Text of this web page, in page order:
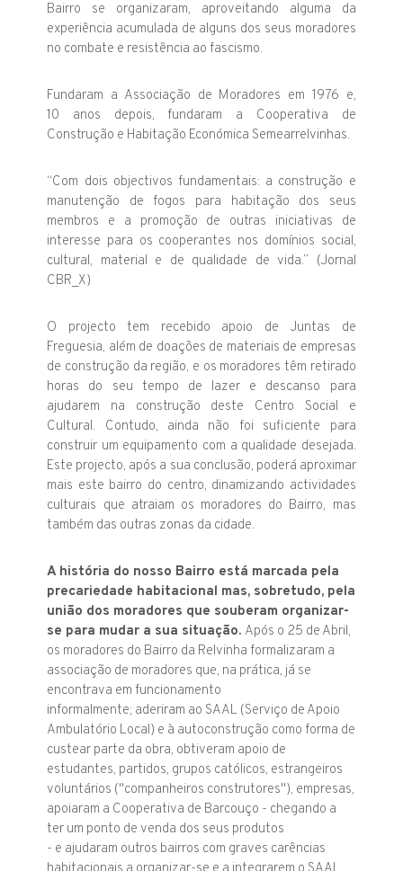
Bairro se organizaram, aproveitando alguma da
experiência acumulada de alguns dos seus moradores
no combate e resistência ao fascismo.
Fundaram a Associação de Moradores em 1976 e,
10 anos depois, fundaram a Cooperativa de
Construção e Habitação Económica Semearrelvinhas.
“Com dois objectivos fundamentais: a construção e
manutenção de fogos para habitação dos seus
membros e a promoção de outras iniciativas de
interesse para os cooperantes nos domínios social,
cultural, material e de qualidade de vida.” (Jornal
CBR_X)
O projecto tem recebido apoio de Juntas de
Freguesia, além de doações de materiais de empresas
de construção da região, e os moradores têm retirado
horas do seu tempo de lazer e descanso para
ajudarem na construção deste Centro Social e
Cultural. Contudo, ainda não foi suficiente para
construir um equipamento com a qualidade desejada.
Este projecto, após a sua conclusão, poderá aproximar
mais este bairro do centro, dinamizando actividades
culturais que atraiam os moradores do Bairro, mas
também das outras zonas da cidade.
A história do nosso Bairro está marcada pela
precariedade habitacional mas, sobretudo, pela
união dos moradores que souberam organizar-
se para mudar a sua situação. Após o 25 de Abril,
os moradores do Bairro da Relvinha formalizaram a
associação de moradores que, na prática, já se
encontrava em funcionamento
informalmente; aderiram ao SAAL (Serviço de Apoio
Ambulatório Local) e à autoconstrução como forma de
custear parte da obra, obtiveram apoio de
estudantes, partidos, grupos católicos, estrangeiros
voluntários ("companheiros construtores"), empresas,
apoiaram a Cooperativa de Barcouço - chegando a
ter um ponto de venda dos seus produtos
- e ajudaram outros bairros com graves carências